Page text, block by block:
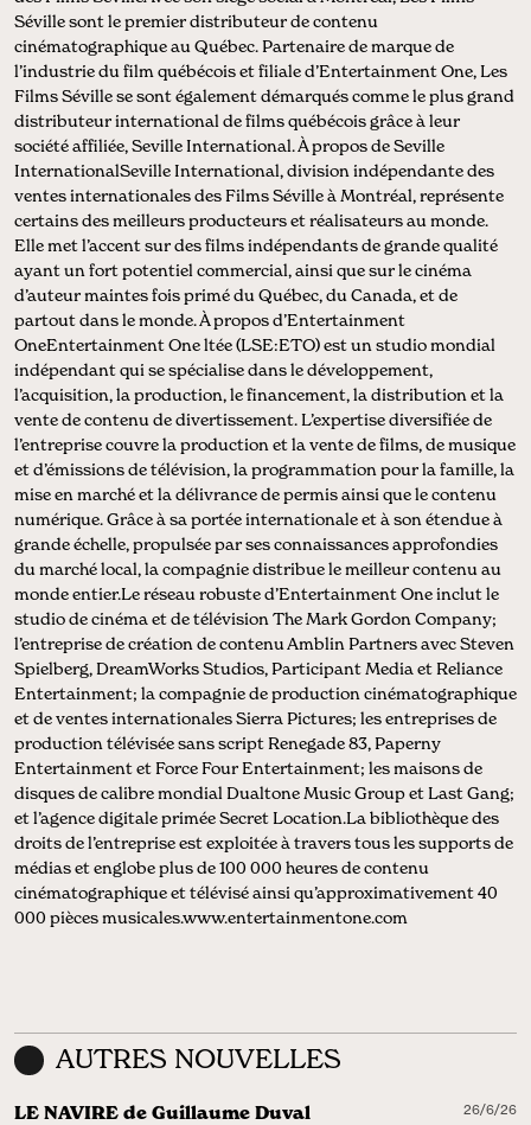
Séville sont le premier distributeur de contenu
cinématographique au Québec. Partenaire de marque de
l’industrie du film québécois et filiale d’Entertainment One, Les
Films Séville se sont également démarqués comme le plus grand
distributeur international de films québécois grâce à leur
société affiliée, Seville International. À propos de Seville
InternationalSeville International, division indépendante des
ventes internationales des Films Séville à Montréal, représente
certains des meilleurs producteurs et réalisateurs au monde.
Elle met l’accent sur des films indépendants de grande qualité
ayant un fort potentiel commercial, ainsi que sur le cinéma
d’auteur maintes fois primé du Québec, du Canada, et de
partout dans le monde. À propos d’Entertainment
OneEntertainment One ltée (LSE:ETO) est un studio mondial
indépendant qui se spécialise dans le développement,
l’acquisition, la production, le financement, la distribution et la
vente de contenu de divertissement. L’expertise diversifiée de
l’entreprise couvre la production et la vente de films, de musique
et d’émissions de télévision, la programmation pour la famille, la
mise en marché et la délivrance de permis ainsi que le contenu
numérique. Grâce à sa portée internationale et à son étendue à
grande échelle, propulsée par ses connaissances approfondies
du marché local, la compagnie distribue le meilleur contenu au
monde entier.Le réseau robuste d’Entertainment One inclut le
studio de cinéma et de télévision The Mark Gordon Company;
l’entreprise de création de contenu Amblin Partners avec Steven
Spielberg, DreamWorks Studios, Participant Media et Reliance
Entertainment; la compagnie de production cinématographique
et de ventes internationales Sierra Pictures; les entreprises de
production télévisée sans script Renegade 83, Paperny
Entertainment et Force Four Entertainment; les maisons de
disques de calibre mondial Dualtone Music Group et Last Gang;
et l’agence digitale primée Secret Location.La bibliothèque des
droits de l’entreprise est exploitée à travers tous les supports de
médias et englobe plus de 100 000 heures de contenu
cinématographique et télévisé ainsi qu’approximativement 40
000 pièces musicales.www.entertainmentone.com
AUTRES NOUVELLES
LE NAVIRE de Guillaume Duval 26/6/26